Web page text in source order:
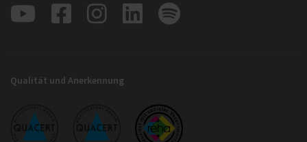
Qualität und Anerkennung